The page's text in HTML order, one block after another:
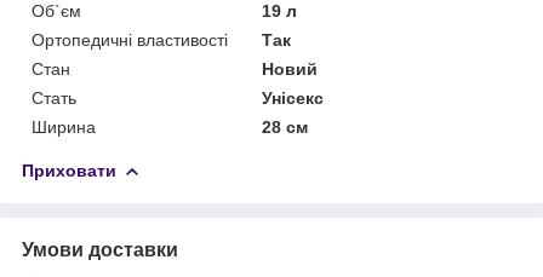
Об`єм
19 л
Ортопедичні властивості
Так
Стан
Новий
Стать
Унісекс
Ширина
28 см
Приховати
Умови доставки